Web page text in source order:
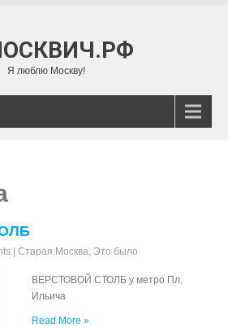
Я люблю Москву!
Старая Москва, Это было
ВЕРСТОВОЙ СТОЛБ у метро Пл.
Ильича
Read More »